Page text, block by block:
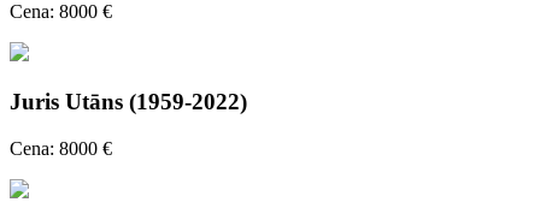
Cena: 8000 €
Juris Utāns (1959-2022)
Cena: 8000 €